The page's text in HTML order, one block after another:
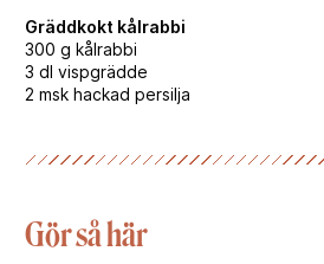
Gräddkokt kålrabbi
300 g kålrabbi
3 dl vispgrädde
2 msk hackad persilja
Gör så här